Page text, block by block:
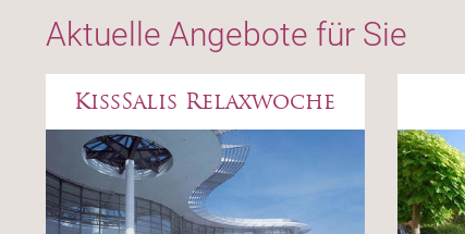
Aktuelle Angebote für Sie
KissSalis Relaxwoche